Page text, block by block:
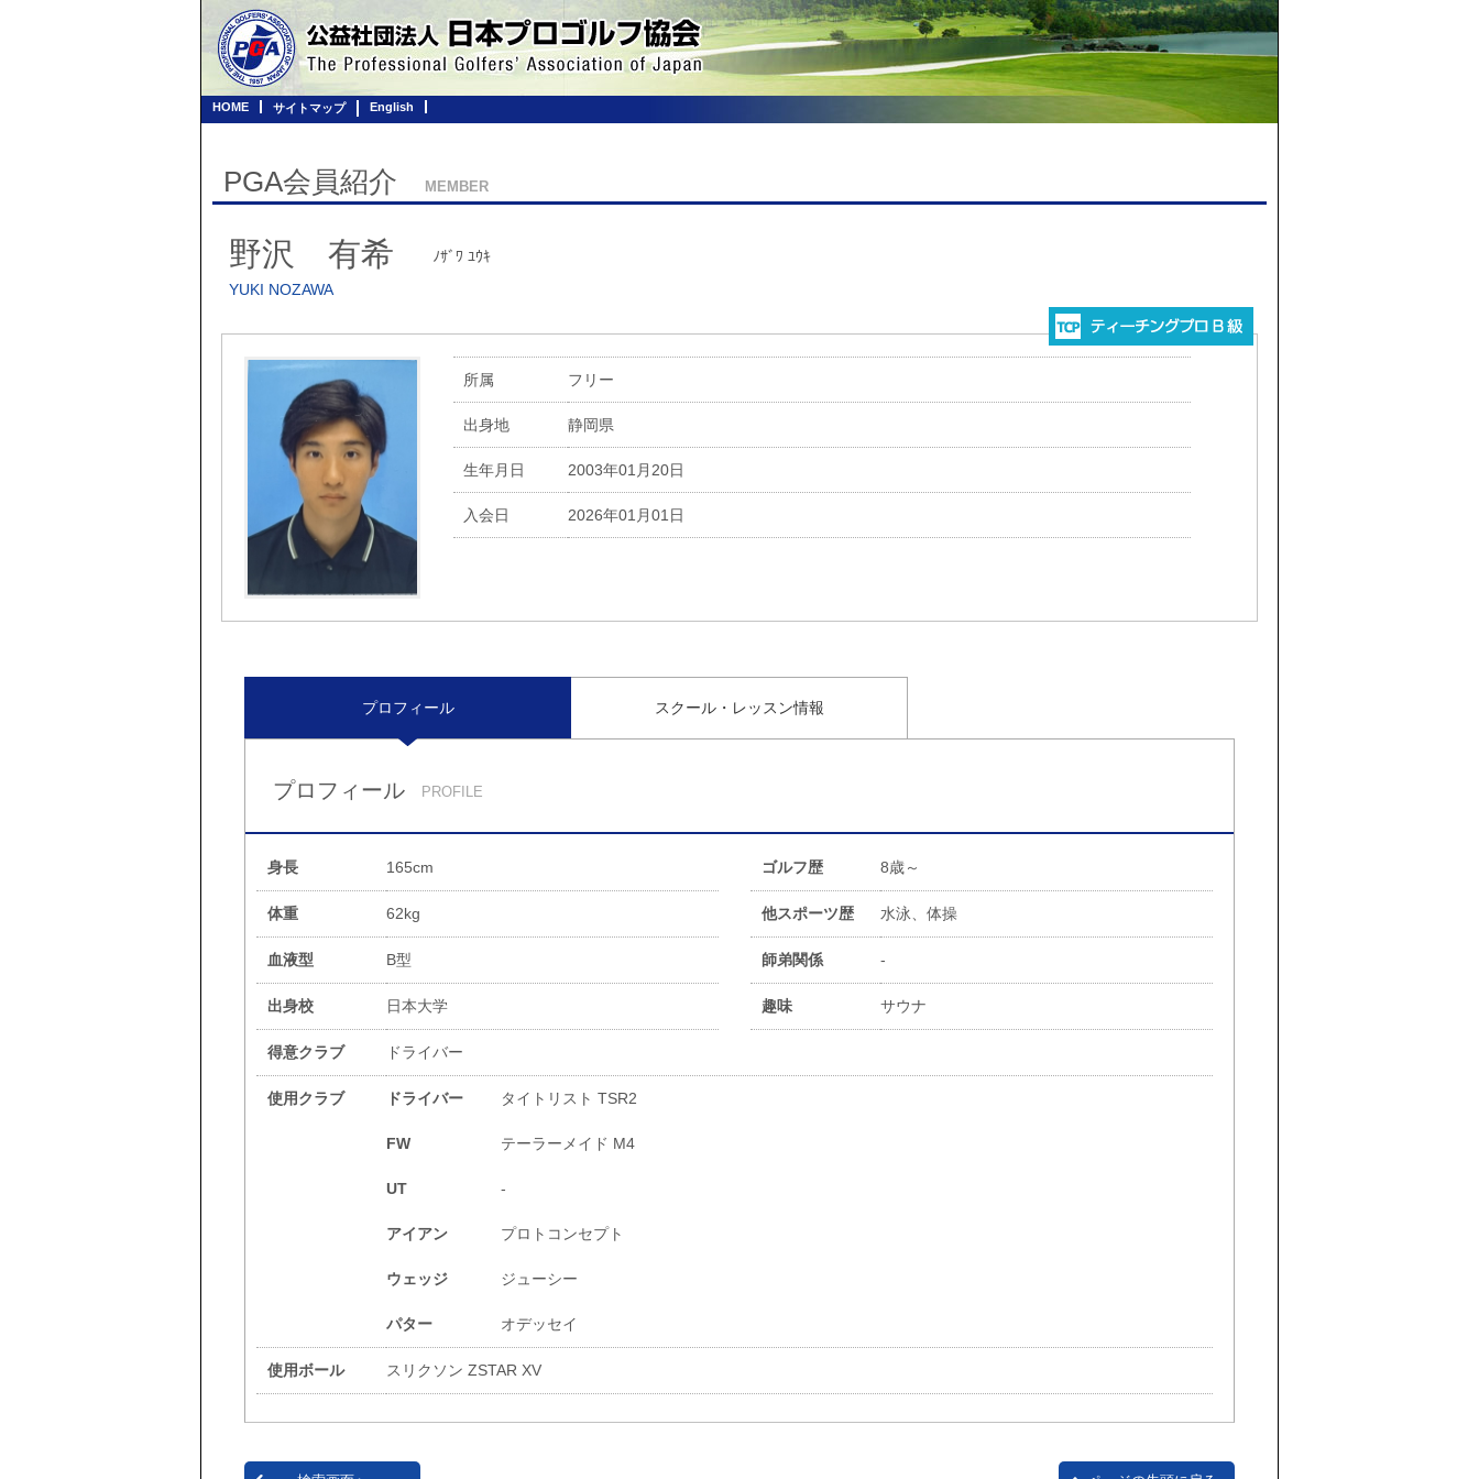
HOME サイトマップ English
PGA会員紹介 MEMBER
野沢 有希
ﾉｻﾞﾜ ﾕｳｷ
YUKI NOZAWA
所属 フリー
出身地 静岡県
生年月日 2003年01月20日
入会日 2026年01月01日
プロフィール スクール・レッスン情報
プロフィール PROFILE
身長 165cm
体重 62kg
血液型 B型
出身校 日本大学
ゴルフ歴 8歳～
他スポーツ歴 水泳、体操
師弟関係 -
趣味 サウナ
得意クラブ ドライバー
使用クラブ ドライバー タイトリスト TSR2
FW テーラーメイド M4
UT -
アイアン プロトコンセプト
ウェッジ ジューシー
パター オデッセイ
使用ボール スリクソン ZSTAR XV